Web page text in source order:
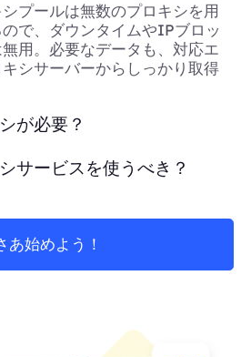
プールは無数のプロキシを用
で、ダウンタイムやIPブロッ
用。必要なデータも、対応エ
キシサーバーからしっかり取得
が必要？
サービスを使うべき？
あ始めよう！